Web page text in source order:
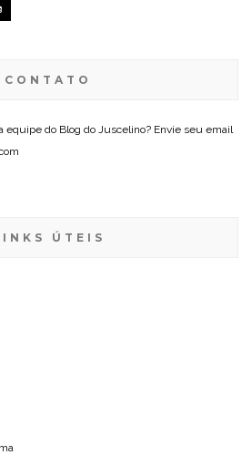
CONTATO
equipe do Blog do Juscelino? Envie seu email
ÚTEIS